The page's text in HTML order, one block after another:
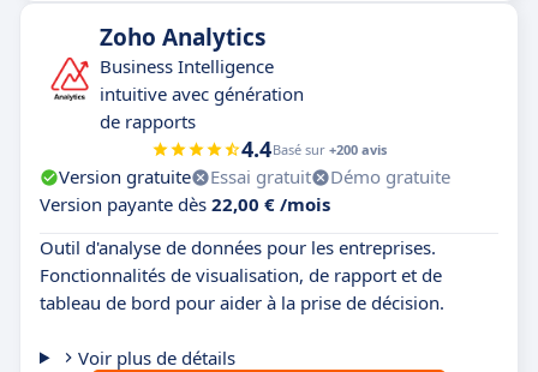
Zoho Analytics
Business Intelligence
intuitive avec génération
de rapports
4.4Basé sur +200 avis
Version gratuite Essai gratuit
Démo gratuite
Version payante dès 22,00 € /mois
Outil d'analyse de données pour les entreprises.
Fonctionnalités de visualisation, de rapport et de
tableau de bord pour aider à la prise de décision.
Voir plus de détails